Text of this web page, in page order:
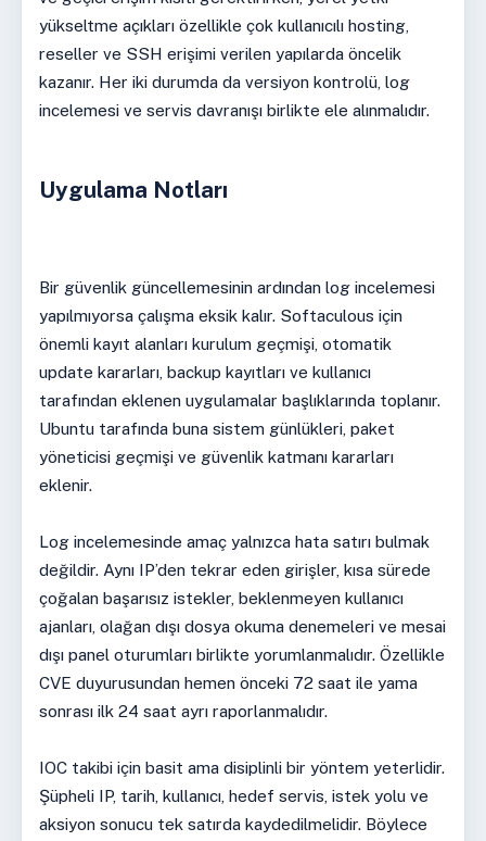
yükseltme açıkları özellikle çok kullanıcılı hosting,
reseller ve SSH erişimi verilen yapılarda öncelik
kazanır. Her iki durumda da versiyon kontrolü, log
incelemesi ve servis davranışı birlikte ele alınmalıdır.
Uygulama Notları
Bir güvenlik güncellemesinin ardından log incelemesi
yapılmıyorsa çalışma eksik kalır. Softaculous için
önemli kayıt alanları kurulum geçmişi, otomatik
update kararları, backup kayıtları ve kullanıcı
tarafından eklenen uygulamalar başlıklarında toplanır.
Ubuntu tarafında buna sistem günlükleri, paket
yöneticisi geçmişi ve güvenlik katmanı kararları
eklenir.
Log incelemesinde amaç yalnızca hata satırı bulmak
değildir. Aynı IP’den tekrar eden girişler, kısa sürede
çoğalan başarısız istekler, beklenmeyen kullanıcı
ajanları, olağan dışı dosya okuma denemeleri ve mesai
dışı panel oturumları birlikte yorumlanmalıdır. Özellikle
CVE duyurusundan hemen önceki 72 saat ile yama
sonrası ilk 24 saat ayrı raporlanmalıdır.
IOC takibi için basit ama disiplinli bir yöntem yeterlidir.
Şüpheli IP, tarih, kullanıcı, hedef servis, istek yolu ve
aksiyon sonucu tek satırda kaydedilmelidir. Böylece